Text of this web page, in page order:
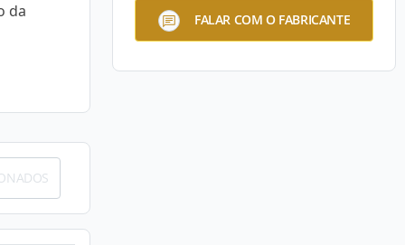
da
FALAR COM O FABRICANTE